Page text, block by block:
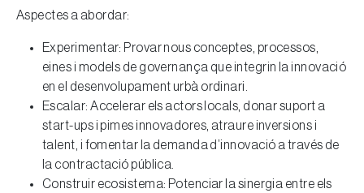
Aspectes a abordar:
Experimentar: Provar nous conceptes, processos,
eines i models de governança que integrin la innovació
en el desenvolupament urbà ordinari.
Escalar: Accelerar els actors locals, donar suport a
start-ups i pimes innovadores, atraure inversions i
talent, i fomentar la demanda d’innovació a través de
la contractació pública.
Construir ecosistema: Potenciar la sinergia entre els